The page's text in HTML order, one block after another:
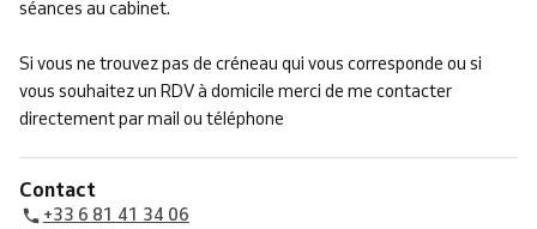
séances au cabinet.
Si vous ne trouvez pas de créneau qui vous corresponde ou si
vous souhaitez un RDV à domicile merci de me contacter
directement par mail ou téléphone
Contact
+33 6 81 41 34 06